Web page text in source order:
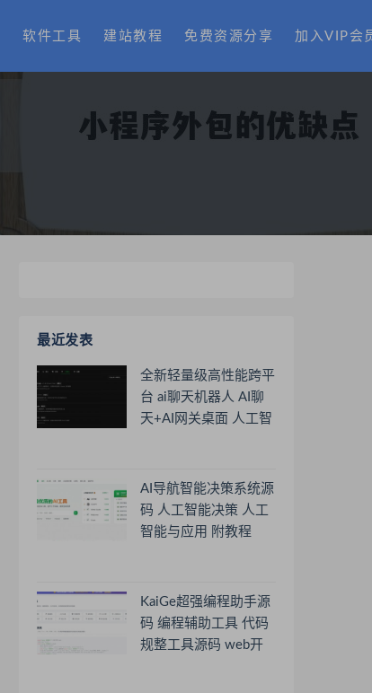
软件工具 建站教程 免费资源分享 加入VIP会
最近发表
全新轻量级高性能跨平
台 ai聊天机器人 AI聊
天+AI网关桌面 人工智
AI导航智能决策系统源
码 人工智能决策 人工
智能与应用 附教程
KaiGe超强编程助手源
码 编程辅助工具 代码
规整工具源码 web开